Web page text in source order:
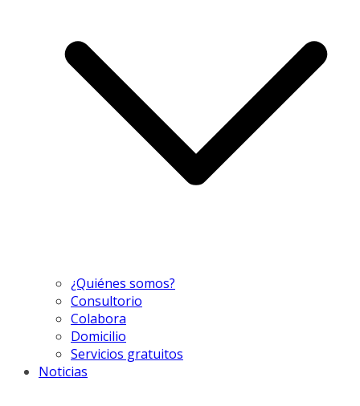
¿Quiénes somos?
Consultorio
Colabora
Domicilio
Servicios gratuitos
Noticias